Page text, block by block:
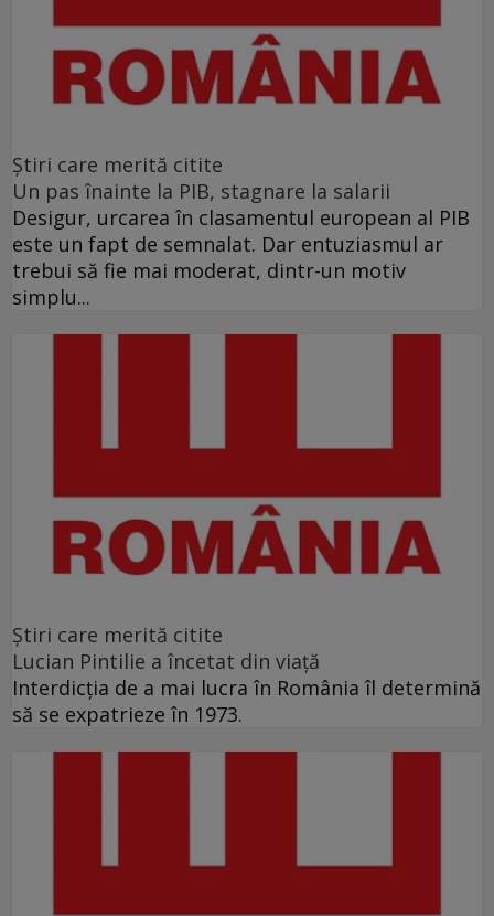
Ştiri care merită citite
Un pas înainte la PIB, stagnare la salarii
Desigur, urcarea în clasamentul european al PIB
este un fapt de semnalat. Dar entuziasmul ar
trebui să fie mai moderat, dintr-un motiv
simplu...
Ştiri care merită citite
Lucian Pintilie a încetat din viață
Interdicţia de a mai lucra în România îl determină
să se expatrieze în 1973.